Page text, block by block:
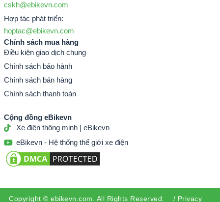
cskh@ebikevn.com
Hợp tác phát triển:
hoptac@ebikevn.com
Chính sách mua hàng
Điều kiện giao dịch chung
Chính sách bảo hành
Chính sách bán hàng
Chính sách thanh toán
Cộng đồng eBikevn
Xe điện thông minh | eBikevn
eBikevn - Hệ thống thế giới xe điện
Copyright © ebikevn.com . All Rights Reserved. / Privacy